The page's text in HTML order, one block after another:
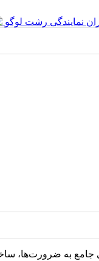
جامع به ضرورت‌ها،